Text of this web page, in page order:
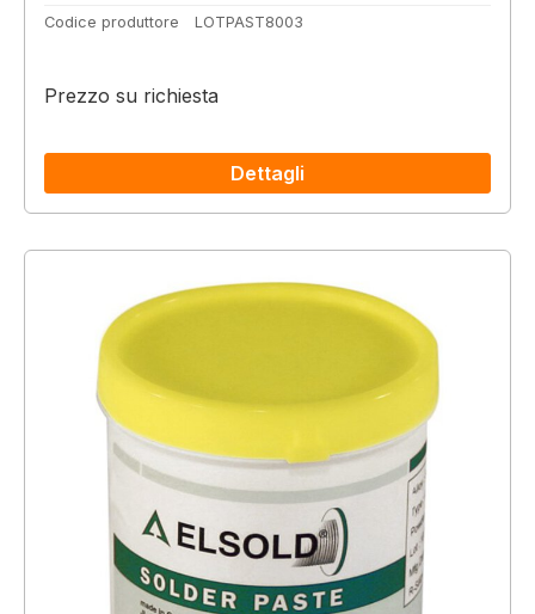
Codice produttore
LOTPAST8003
Prezzo su richiesta
Dettagli